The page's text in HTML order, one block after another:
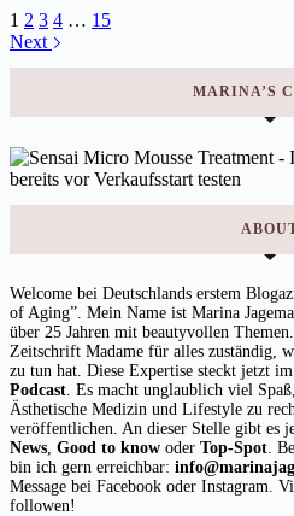
1 2 3 4 … 15
Next
MARINA’S
Welcome bei Deutschlands erstem
of Aging”. Mein Name ist Marina
über 25 Jahren mit beautyvollen
Zeitschrift Madame für alles zuständig,
zu tun hat. Diese Expertise steckt jetzt im
Podcast . Es macht unglaublich viel
Ästhetische Medizin und Lifestyle zu
veröffentlichen. An dieser Stelle gibt es
News Good to know oder Top-Spot .
bin ich gern erreichbar:
Message bei Facebook oder Instagram.
followen!